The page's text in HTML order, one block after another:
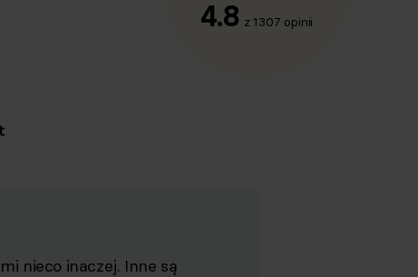
4.8 z 1307 opinii
nieco inaczej. Inne są